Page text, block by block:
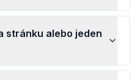
stránku alebo jeden